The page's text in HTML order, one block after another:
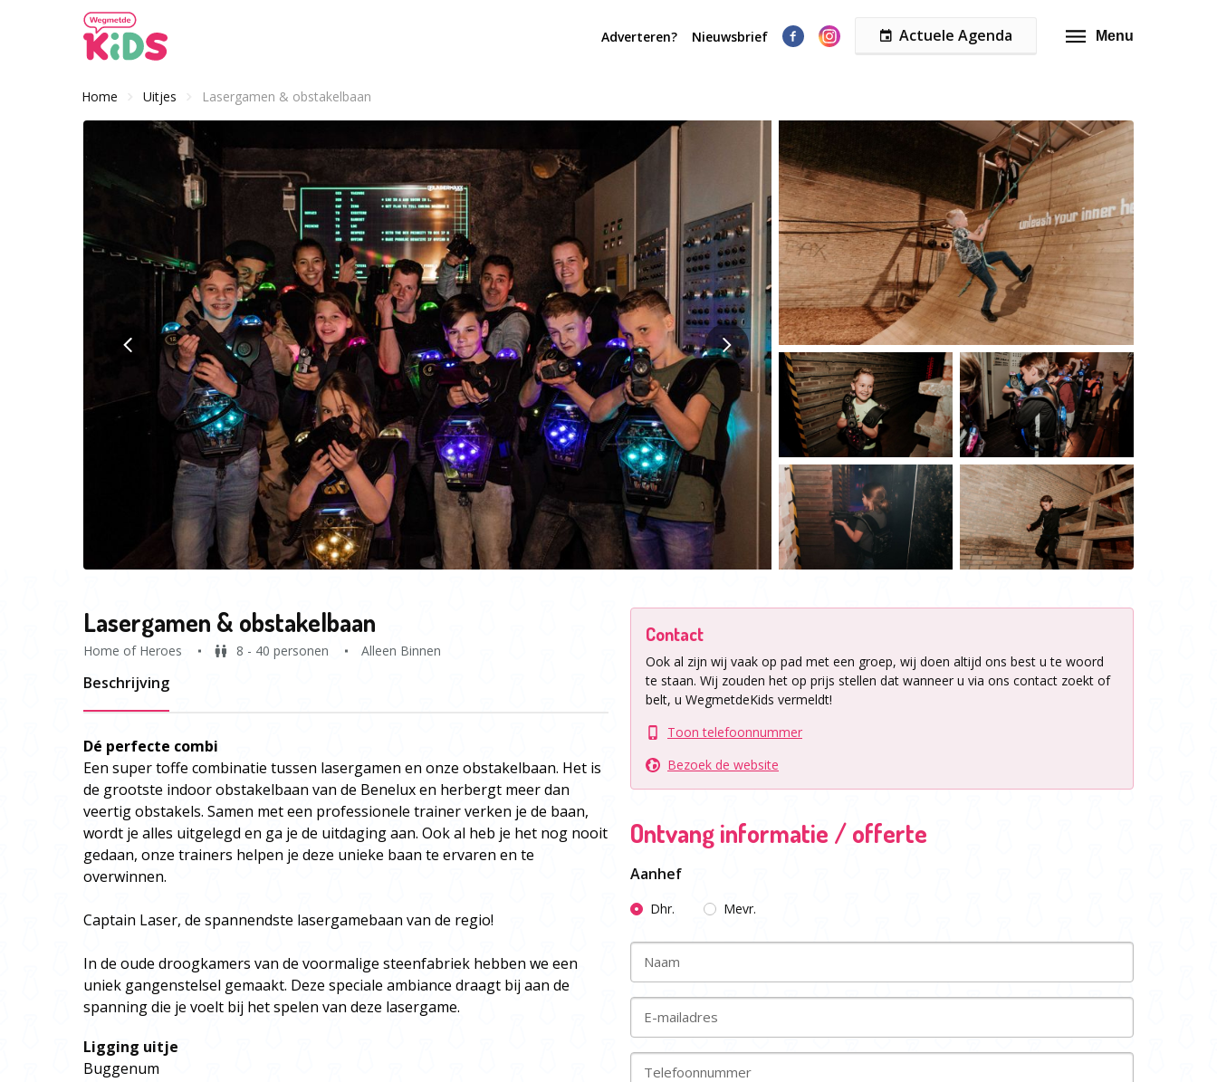
Adverteren? Nieuwsbrief Actuele Agenda Menu
Home Uitjes Lasergamen & obstakelbaan
Lasergamen & obstakelbaan
Home of Heroes 8 - 40 personen Alleen Binnen
Beschrijving
Dé perfecte combi
Een super toffe combinatie tussen lasergamen en onze obstakelbaan. Het is
de grootste indoor obstakelbaan van de Benelux en herbergt meer dan
veertig obstakels. Samen met een professionele trainer verken je de baan,
wordt je alles uitgelegd en ga je de uitdaging aan. Ook al heb je het nog nooit
gedaan, onze trainers helpen je deze unieke baan te ervaren en te
overwinnen.
Captain Laser, de spannendste lasergamebaan van de regio!
In de oude droogkamers van de voormalige steenfabriek hebben we een
uniek gangenstelsel gemaakt. Deze speciale ambiance draagt bij aan de
spanning die je voelt bij het spelen van deze lasergame.
Ligging uitje
Buggenum
Contact
Ook al zijn wij vaak op pad met een groep, wij doen altijd ons best u te woord
te staan. Wij zouden het op prijs stellen dat wanneer u via ons contact zoekt of
belt, u WegmetdeKids vermeldt!
Toon telefoonnummer
Bezoek de website
Ontvang informatie / offerte
Aanhef
Dhr. Mevr.
Naam
E-mailadres
Telefoonnummer